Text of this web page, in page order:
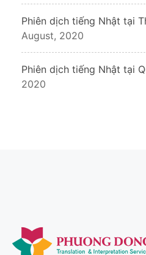
Phiên dịch tiếng Nhật tại
August, 2020
Phiên dịch tiếng Nhật tại
2020